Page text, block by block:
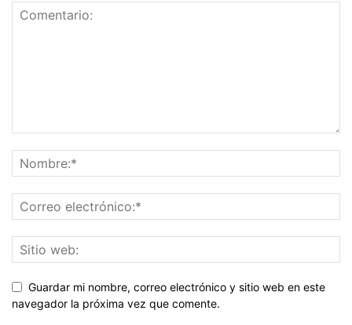
Guardar mi nombre, correo electrónico y sitio web en este
navegador la próxima vez que comente.